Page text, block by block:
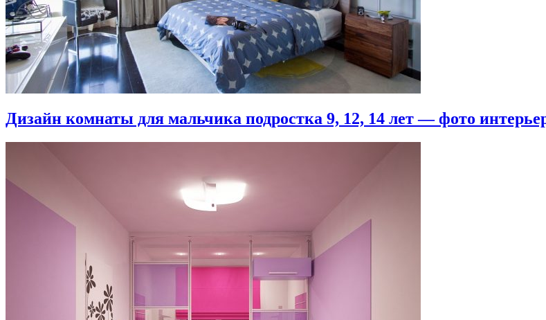
Дизайн комнаты для мальчика подростка 9, 12, 14 лет — фото